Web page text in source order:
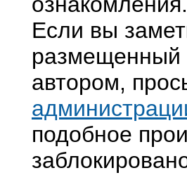
Если вы
размещенный
автором,
подобное